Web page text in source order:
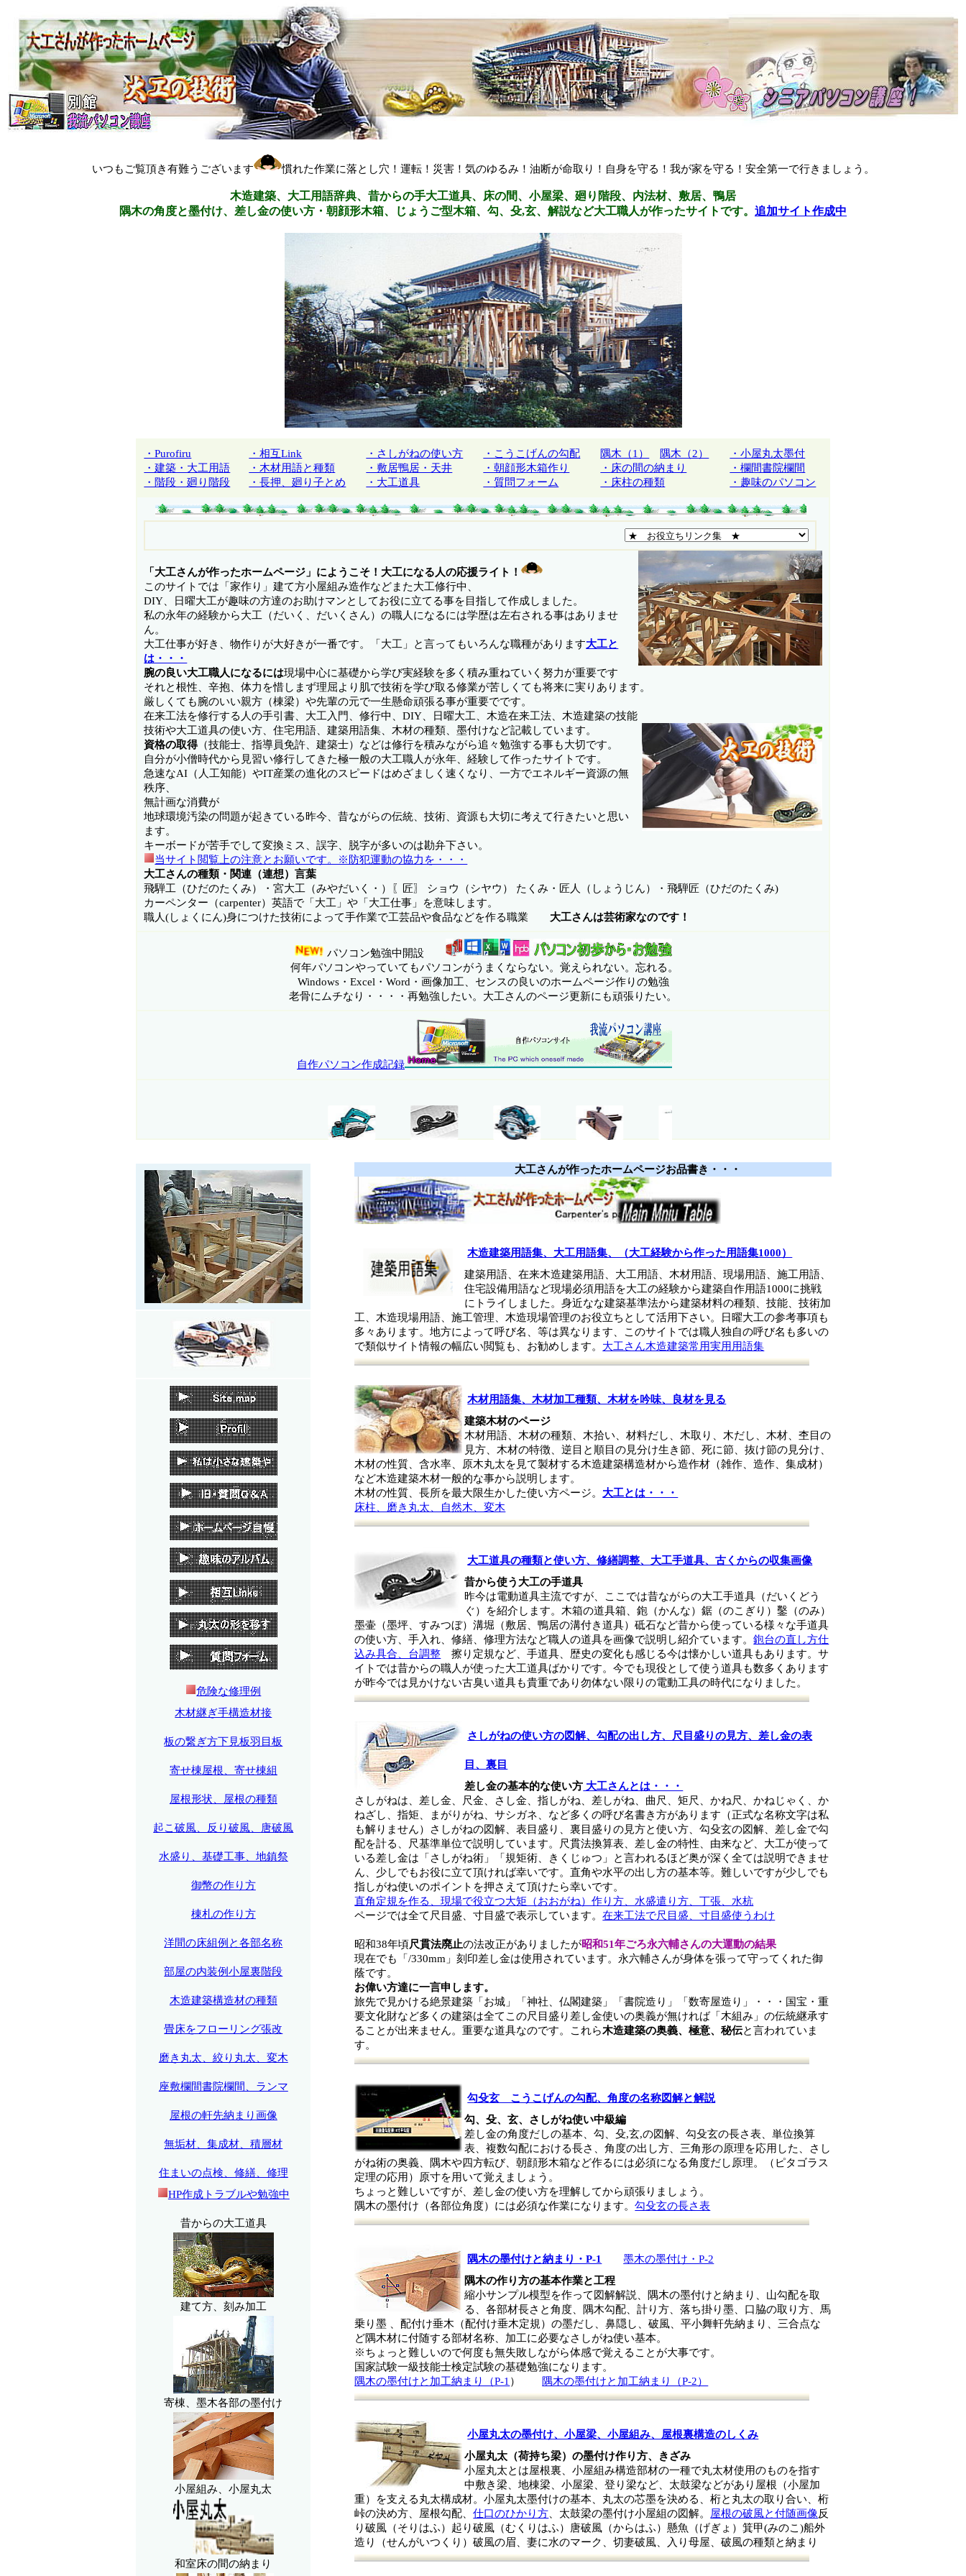
いつもご覧頂き有難うございます 慣れた作業に落とし穴！運転！災害！気のゆるみ！油断が命取り！自身を守る！我が家を守る！安全第一で行きましょう。
木造建築、大工用語辞典、昔からの手大工道具、床の間、小屋梁、廻り階段、内法材、敷居、鴨居
隅木の角度と墨付け、差し金の使い方・朝顔形木箱、じょうご型木箱、勾、殳,玄、解説など大工職人が作ったサイトです。 追加サイト作成中
・Purofiru
・建築・大工用語
・階段・廻り階段
・相互Link
・木材用語と種類
・長押、廻り子とめ
・さしがねの使い方
・敷居鴨居・天井
・大工道具
・こうこげんの勾配
・朝顔形木箱作り
・質問フォーム
隅木（1）
隅木（2）
・床の間の納まり
・床柱の種類
・小屋丸太墨付
・欄間書院欄間
・趣味のパソコン
「大工さんが作ったホームページ」にようこそ！大工になる人の応援ライト！
このサイトでは「家作り」建て方小屋組み造作などまた大工修行中、
DIY、日曜大工が趣味の方達のお助けマンとしてお役に立てる事を目指して作成しました。
私の永年の経験から大工（だいく、だいくさん）の職人になるには学歴は左右される事はありませ
ん。
大工仕事が好き、物作りが大好きが一番です。「大工」と言ってもいろんな職種があります大工と
は・・・
腕の良い大工職人になるには現場中心に基礎から学び実経験を多く積み重ねていく努力が重要です
それと根性、辛抱、体力を惜しまず理屈より肌で技術を学び取る修業が苦しくても将来に実りあります。
厳しくても腕のいい親方（棟梁）や先輩の元で一生懸命頑張る事が重要でです。
在来工法を修行する人の手引書、大工入門、修行中、DIY、日曜大工、木造在来工法、木造建築の技能
技術や大工道具の使い方、住宅用語、建築用語集、木材の種類、墨付けなど記載しています。
資格の取得 （技能士、指導員免許、建築士）などは修行を積みながら追々勉強する事も大切です。
自分が小僧時代から見習い修行してきた極一般の大工職人が永年、経験して作ったサイトです。
急速なAI（人工知能）やIT産業の進化のスピードはめざましく速くなり、一方でエネルギー資源の無
秩序、
無計画な消費が
地球環境汚染の問題が起きている昨今、昔ながらの伝統、技術、資源も大切に考えて行きたいと思い
ます。
キーボードが苦手でして変換ミス、誤字、脱字が多いのは勘弁下さい。
当サイト閲覧上の注意とお願いです。※防犯運動の協力を・・・
大工さんの種類・関連（連想）言葉
飛騨工（ひだのたくみ）・宮大工（みやだいく・）〖匠〗 ショウ（シヤウ） たくみ・匠人（しょうじん）・飛騨匠（ひだのたくみ)
カーペンター（carpenter）英語で「大工」や「大工仕事」を意味します。
職人(しょくにん)身につけた技術によって手作業で工芸品や食品などを作る職業 大工さんは芸術家なのです！
パソコン勉強中開設
何年パソコンやっていてもパソコンがうまくならない。覚えられない。忘れる。
Windows・Excel・Word・画像加工、センスの良いのホームページ作りの勉強
老骨にムチなり・・・・再勉強したい。大工さんのページ更新にも頑張りたい。
自作パソコン作成記録
危険な修理例
木材継ぎ手構造材接
板の繋ぎ方下見板羽目板
寄せ棟屋根、寄せ棟組
屋根形状、屋根の種類
起こ破風、反り破風、唐破風
水盛り、基礎工事、地鎮祭
御幣の作り方
棟札の作り方
洋間の床組例と各部名称
部屋の内装例小屋裏階段
木造建築構造材の種類
畳床をフローリング張改
磨き丸太、絞り丸太、変木
座敷欄間書院欄間、ランマ
屋根の軒先納まり画像
無垢材、集成材、積層材
住まいの点検、修繕、修理
HP作成トラブルや勉強中
昔からの大工道具
建て方、刻み加工
寄棟、墨木各部の墨付け
小屋組み、小屋丸太
和室床の間の納まり
大工さんが作ったホームページお品書き・・・
木造建築用語集、大工用語集、（大工経験から作った用語集1000）
建築用語、在来木造建築用語、大工用語、木材用語、現場用語、施工用語、
住宅設備用語など現場必須用語を大工の経験から建築自作用語1000に挑戦
にトライしました。身近なな建築基準法から建築材料の種類、技能、技術加
工、木造現場用語、施工管理、木造現場管理のお役立ちとして活用下さい。日曜大工の参考事項も
多々あります。地方によって呼び名、等は異なります、このサイトでは職人独自の呼び名も多いの
で類似サイト情報の幅広い閲覧も、お勧めします。 大工さん木造建築常用実用用語集
木材用語集、木材加工種類、木材を吟味、良材を見る
建築木材のページ
木材用語、木材の種類、木拾い、材料だし、木取り、木だし、木材、杢目の
見方、木材の特徴、逆目と順目の見分け生き節、死に節、抜け節の見分け、
木材の性質、含水率、原木丸太を見て製材する木造建築構造材から造作材（雑作、造作、集成材）
など木造建築木材一般的な事から説明します。
木材の性質、長所を最大限生かした使い方ページ。 大工とは・・・
床柱、磨き丸太、自然木、変木
大工道具の種類と使い方、修繕調整、大工手道具、古くからの収集画像
昔から使う大工の手道具
昨今は電動道具主流ですが、ここでは昔ながらの大工手道具（だいくどう
ぐ）を紹介します。木箱の道具箱、鉋（かんな）鋸（のこぎり）鑿（のみ）
墨壷（墨坪、すみつぼ）溝堀（敷居、鴨居の溝付き道具）砥石など昔から使っている様々な手道具
の使い方、手入れ、修繕、修理方法など職人の道具を画像で説明し紹介ています。鉋台の直し方仕
込み具合、台調整 擦り定規など、手道具、歴史の変化も感じる今は懐かしい道具もあります。サ
イトでは昔からの職人が使った大工道具ばかりです。今でも現役として使う道具も数多くあります
が昨今では見かけない古臭い道具も貴重であり勿体ない限りの電動工具の時代になりました。
さしがねの使い方の図解、勾配の出し方、尺目盛りの見方、差し金の表
目、裏目
差し金の基本的な使い方 大工さんとは・・・
さしがねは、差し金、尺金、さし金、指しがね、差しがね、曲尺、矩尺、かね尺、かねじゃく、か
ねざし、指矩、まがりがね、サシガネ、など多くの呼び名書き方があります（正式な名称文字は私
も解りません）さしがねの図解、表目盛り、裏目盛りの見方と使い方、勾殳玄の図解、差し金で勾
配を計る、尺基準単位で説明しています。尺貫法換算表、差し金の特性、由来など、大工が使って
いる差し金は「さしがね術」「規矩術、きくじゅつ」と言われるほど奥が深く全ては説明できませ
ん、少しでもお役に立て頂ければ幸いです。直角や水平の出し方の基本等。難しいですが少しでも
指しがね使いのポイントを押さえて頂けたら幸いです。
直角定規を作る、現場で役立つ大矩（おおがね）作り方、水盛遣り方、丁張、水杭
ページでは全て尺目盛、寸目盛で表示しています。在来工法で尺目盛、寸目盛使うわけ
昭和38年頃尺貫法廃止の法改正がありましたが昭和51年ごろ永六輔さんの大運動の結果
現在でも「/330mm」刻印差し金は使用されています。永六輔さんが身体を張って守ってくれた御
蔭です。
お偉い方達に一言申します。
旅先で見かける絶景建築「お城」「神社、仏閣建築」「書院造り」「数寄屋造り」・・・国宝・重
要文化財など多くの建築は全てこの尺目盛り差し金使いの奥義が無ければ「木組み」の伝統継承す
ることが出来ません。重要な道具なのです。これら木造建築の奥義、極意、秘伝と言われていま
す。
勾殳玄 こうこげんの勾配、角度の名称図解と解説
勾、殳、玄、さしがね使い中級編
差し金の角度だしの基本、勾、殳,玄,の図解、勾殳玄の長さ表、単位換算
表、複数勾配における長さ、角度の出し方、三角形の原理を応用した、さし
がね術の奥義、隅木や四方転び、朝顔形木箱など作るには必須になる角度だし原理。（ピタゴラス
定理の応用）原寸を用いて覚えましょう。
ちょっと難しいですが、差し金の使い方を理解してから頑張りましょう。
隅木の墨付け（各部位角度）には必須な作業になります。勾殳玄の長さ表
隅木の墨付けと納まり・P-1
墨木の墨付け・P-2
隅木の作り方の基本作業と工程
縮小サンプル模型を作って図解解説、隅木の墨付けと納まり、山勾配を取
る、各部材長さと角度、隅木勾配、計り方、落ち掛り墨、口脇の取り方、馬
乗り墨 、配付け垂木（配付け垂木定規）の墨だし、鼻隠し、破風、平小舞軒先納まり、三合点な
ど隅木材に付随する部材名称、加工に必要なさしがね使い基本。
※ちょっと難しいので何度も無失敗しながら体感で覚えることが大事です。
国家試験一級技能士検定試験の基礎勉強になります。
隅木の墨付けと加工納まり（P-1 ） 隅木の墨付けと加工納まり（P-2）
小屋丸太の墨付け、小屋梁、小屋組み、屋根裏構造のしくみ
小屋丸太（荷持ち梁）の墨付け作り方、きざみ
小屋丸太とは屋根裏、小屋組み構造部材の一種で丸太材使用のものを指す
中敷き梁、地棟梁、小屋梁、登り梁など、太鼓梁などがあり屋根（小屋加
重）を支える丸太構成材。小屋丸太墨付けの基本、丸太の芯墨を決める、桁と丸太の取り合い、桁
峠の決め方、屋根勾配、仕口のひかり方 、太鼓梁の墨付け小屋組の図解。 屋根の破風と付随画像反
り破風（そりはふ）起り破風（むくりはふ）唐破風（からはふ）懸魚（げぎょ）箕甲(みのこ)船外
造り（せんがいつくり）破風の眉、妻に水のマーク、切妻破風、入り母屋、破風の種類と納まり